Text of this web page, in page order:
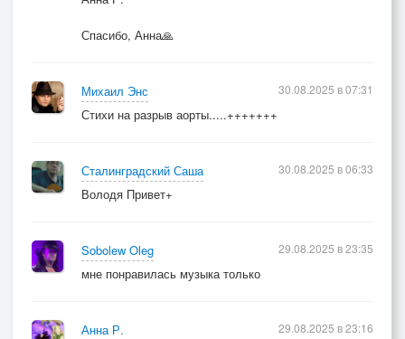
Спасибо, Анна🙏
Михаил Энс
Стихи на разрыв аорты.....+++++++
30.08.2025 в 07:31
Сталинградский Саша
Володя Привет+
30.08.2025 в 06:33
Sobolew Oleg
мне понравилась музыка только
29.08.2025 в 23:35
Анна Р.
29.08.2025 в 23:16